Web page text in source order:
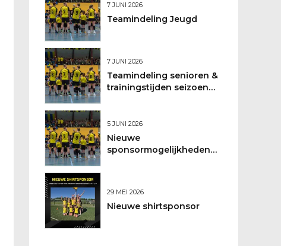
7 JUNI 2026
Teamindeling Jeugd
7 JUNI 2026
Teamindeling senioren &
trainingstijden seizoen
5 JUNI 2026
Nieuwe
sponsormogelijkheden
29 MEI 2026
Nieuwe shirtsponsor